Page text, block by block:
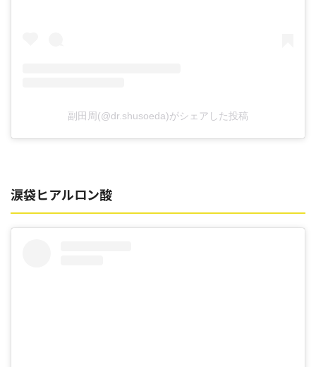
副田周(@dr.shusoeda)がシェアした投稿
涙袋ヒアルロン酸